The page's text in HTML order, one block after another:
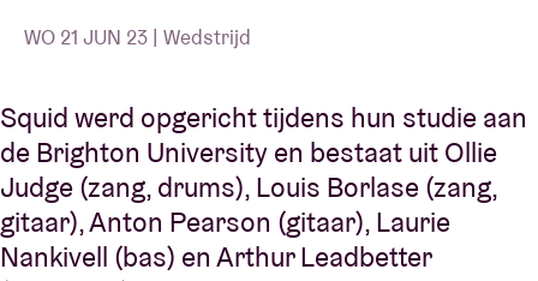
WO 21 JUN 23 | Wedstrijd
Squid werd opgericht tijdens hun studie aan
de Brighton University en bestaat uit Ollie
Judge (zang, drums), Louis Borlase (zang,
gitaar), Anton Pearson (gitaar), Laurie
Nankivell (bas) en Arthur Leadbetter